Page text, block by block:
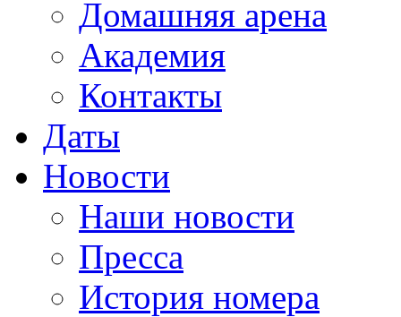
Домашняя арена
Академия
Контакты
Даты
Новости
Наши новости
Пресса
История номера